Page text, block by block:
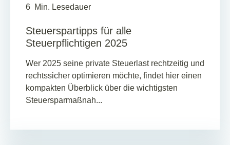
6 Min. Lesedauer
Steuerspartipps für alle
Steuerpflichtigen 2025
Wer 2025 seine private Steuerlast rechtzeitig und
rechtssicher optimieren möchte, findet hier einen
kompakten Überblick über die wichtigsten
Steuersparmaßnah...